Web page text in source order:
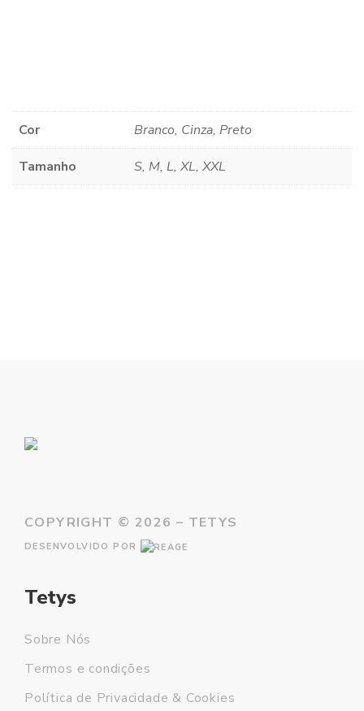
Cor Branco, Cinza, Preto
Tamanho S, M, L, XL, XXL
COPYRIGHT © 2026 – TETYS
DESENVOLVIDO POR
Tetys
Sobre Nós
Termos e condições
Política de Privacidade & Cookies